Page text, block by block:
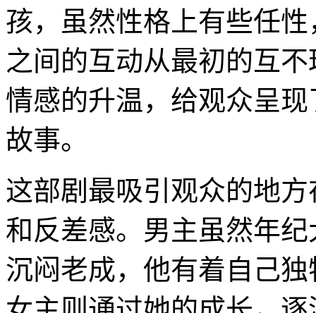
孩，虽然性格上有些任
之间的互动从最初的互
情感的升温，给观众呈
故事。
这部剧最吸引观众的地
和反差感。男主虽然年
沉闷老成，他有着自己